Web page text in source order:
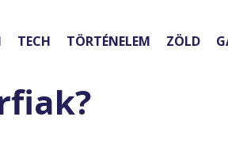
TECH TÖRTÉNELEM ZÖLD